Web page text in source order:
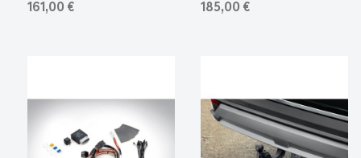
161,00 €
185,00 €